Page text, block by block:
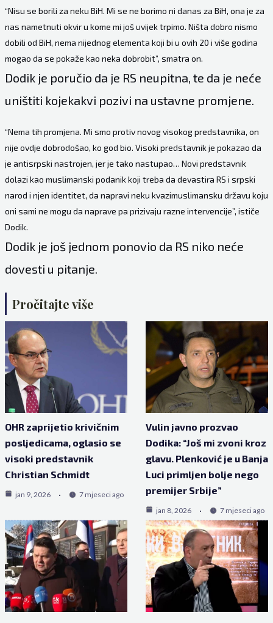
“Nisu se borili za neku BiH. Mi se ne borimo ni danas za BiH, ona je za
nas nametnuti okvir u kome mi još uvijek trpimo. Ništa dobro nismo
dobili od BiH, nema nijednog elementa koji bi u ovih 20 i više godina
mogao da se pokaže kao neka dobrobit”, smatra on.
Dodik je poručio da je RS neupitna, te da je neće
uništiti kojekakvi pozivi na ustavne promjene.
“Nema tih promjena. Mi smo protiv novog visokog predstavnika, on
nije ovdje dobrodošao, ko god bio. Visoki predstavnik je pokazao da
je antisrpski nastrojen, jer je tako nastupao… Novi predstavnik
dolazi kao muslimanski podanik koji treba da devastira RS i srpski
narod i njen identitet, da napravi neku kvazimuslimansku državu koju
oni sami ne mogu da naprave pa prizivaju razne intervencije”, ističe
Dodik.
Dodik je još jednom ponovio da RS niko neće
dovesti u pitanje.
Pročitajte više
OHR zaprijetio krivičnim
posljedicama, oglasio se
visoki predstavnik
Christian Schmidt
jan 9, 2026 7 mjeseci ago
Vulin javno prozvao
Dodika: “Još mi zvoni kroz
glavu. Plenković je u Banja
Luci primljen bolje nego
premijer Srbije”
jan 8, 2026 7 mjeseci ago